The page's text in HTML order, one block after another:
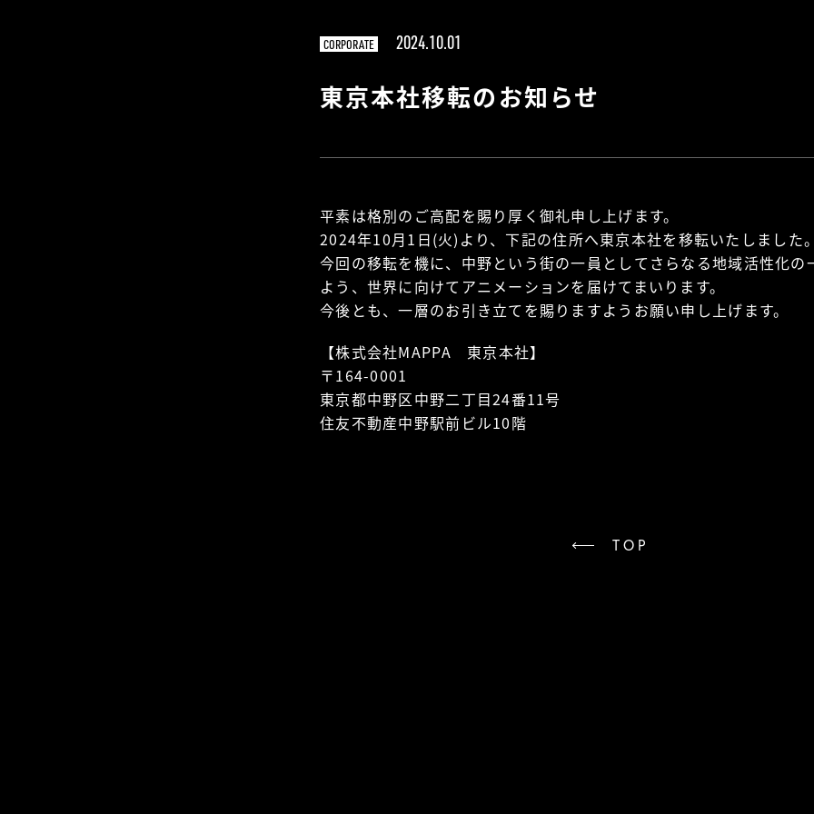
CORPORATE 2024.10.01
東京本社移転のお知らせ
平素は格別のご高配を賜り厚く御礼申し上げます。
2024年10月1日(火)より、下記の住所へ東京本社を移転いたしました。
今回の移転を機に、中野という街の一員としてさらなる地域活性化の
よう、世界に向けてアニメーションを届けてまいります。
今後とも、一層のお引き立てを賜りますようお願い申し上げます。
【株式会社MAPPA 東京本社】
〒164-0001
東京都中野区中野二丁目24番11号
住友不動産中野駅前ビル10階
TOP